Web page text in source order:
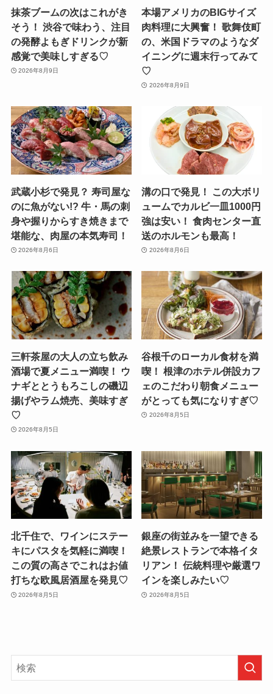
抹茶ブームの次はこれがき
そう！ 渋谷で味わう、注目
の発酵よもぎドリンクが新
感覚で美味しすぎる♡
2026年8月9日
本場アメリカのBIGサイズ
肉料理に大興奮！ 歌舞伎町
の、米国ドラマのようなダ
イニングに週末行ってみて
♡
2026年8月9日
武蔵小杉で発見？ 寿司屋な
のに魚がない!? 牛・馬の刺
身や握りからすき焼きまで
堪能な、肉屋の本気寿司！
2026年8月6日
溝の口で発見！ この大ボリ
ュームでカルビ一皿1000円
強は安い！ 食肉センター直
送のホルモンも最高！
2026年8月6日
三軒茶屋の大人の立ち飲み
酒場で夏メニュー満喫！ ウ
ナギととうもろこしの磯辺
揚げやラム焼売、美味すぎ
♡
2026年8月5日
谷根千のローカル食材を満
喫！ 根津のホテル併設カフ
ェのこだわり朝食メニュー
がとっても気になりすぎ♡
2026年8月5日
北千住で、ワインにステー
キにパスタを気軽に満喫！
この質の高さでこれはお値
打ちな欧風居酒屋を発見♡
2026年8月5日
銀座の街並みを一望できる
絶景レストランで本格イタ
リアン！ 伝統料理や厳選ワ
インを楽しみたい♡
2026年8月5日